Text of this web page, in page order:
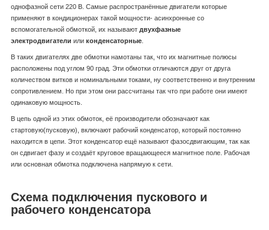
однофазной сети 220 В. Самые распространённые двигатели которые
применяют в кондиционерах такой мощности- асинхронные со
вспомогательной обмоткой, их называют двухфазные
электродвигатели или конденсаторные
В таких двигателях две обмотки намотаны так, что их магнитные полюсы
расположены под углом 90 град. Эти обмотки отличаются друг от друга
количеством витков и номинальными токами, ну соответственно и внутренним
сопротивлением. Но при этом они рассчитаны так что при работе они имеют
одинаковую мощность.
В цепь одной из этих обмоток, её производители обозначают как
стартовую(пусковую), включают рабочий конденсатор, который постоянно
находится в цепи. Этот конденсатор ещё называют фазосдвигающим, так как
он сдвигает фазу и создаёт круговое вращающееся магнитное поле. Рабочая
или основная обмотка подключена напрямую к сети.
Схема подключения пускового и
рабочего конденсатора